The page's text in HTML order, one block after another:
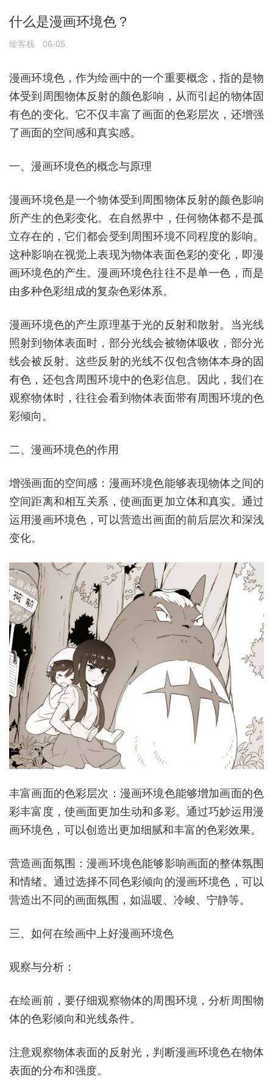
什么是漫画环境色？
绘客栈 06-05
漫画环境色，作为绘画中的一个重要概念，指的是物
体受到周围物体反射的颜色影响，从而引起的物体固
有色的变化。它不仅丰富了画面的色彩层次，还增强
了画面的空间感和真实感。
一、漫画环境色的概念与原理
漫画环境色是一个物体受到周围物体反射的颜色影响
所产生的色彩变化。在自然界中，任何物体都不是孤
立存在的，它们都会受到周围环境不同程度的影响。
这种影响在视觉上表现为物体表面色彩的变化，即漫
画环境色的产生。漫画环境色往往不是单一色，而是
由多种色彩组成的复杂色彩体系。
漫画环境色的产生原理基于光的反射和散射。当光线
照射到物体表面时，部分光线会被物体吸收，部分光
线会被反射。这些反射的光线不仅包含物体本身的固
有色，还包含周围环境中的色彩信息。因此，我们在
观察物体时，往往会看到物体表面带有周围环境的色
彩倾向。
二、漫画环境色的作用
增强画面的空间感：漫画环境色能够表现物体之间的
空间距离和相互关系，使画面更加立体和真实。通过
运用漫画环境色，可以营造出画面的前后层次和深浅
变化。
丰富画面的色彩层次：漫画环境色能够增加画面的色
彩丰富度，使画面更加生动和多彩。通过巧妙运用漫
画环境色，可以创造出更加细腻和丰富的色彩效果。
营造画面氛围：漫画环境色能够影响画面的整体氛围
和情绪。通过选择不同色彩倾向的漫画环境色，可以
营造出不同的画面氛围，如温暖、冷峻、宁静等。
三、如何在绘画中上好漫画环境色
观察与分析：
在绘画前，要仔细观察物体的周围环境，分析周围物
体的色彩倾向和光线条件。
注意观察物体表面的反射光，判断漫画环境色在物体
表面的分布和强度。